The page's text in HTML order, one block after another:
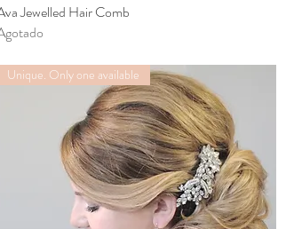
Vista rápida
Jewelled Hair Comb
Unique. Only one available